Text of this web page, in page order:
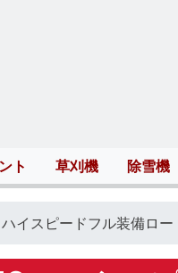
ト 草刈機 除雪機
イスピードフル装備ロー